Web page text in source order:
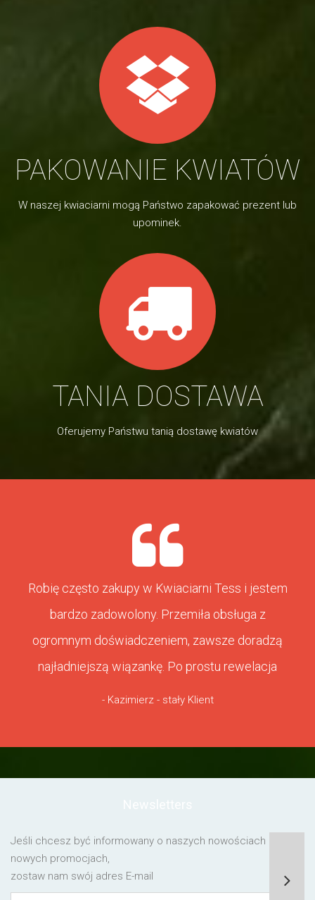
PAKOWANIE KWIATÓW
W naszej kwiaciarni mogą Państwo zapakować prezent lub
upominek.
TANIA DOSTAWA
Oferujemy Państwu tanią dostawę kwiatów
Robię często zakupy w Kwiaciarni Tess i jestem
bardzo zadowolony. Przemiła obsługa z
ogromnym doświadczeniem, zawsze doradzą
najładniejszą wiązankę. Po prostu rewelacja
- Kazimierz - stały Klient
Jeśli chcesz być informowany o naszych nowościach lub o
nowych promocjach,
zostaw nam swój adres E-mail